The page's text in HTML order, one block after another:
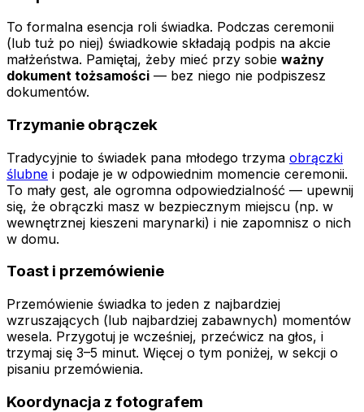
To formalna esencja roli świadka. Podczas ceremonii
(lub tuż po niej) świadkowie składają podpis na akcie
małżeństwa. Pamiętaj, żeby mieć przy sobie ważny
dokument tożsamości — bez niego nie podpiszesz
dokumentów.
Trzymanie obrączek
Tradycyjnie to świadek pana młodego trzyma obrączki
ślubne i podaje je w odpowiednim momencie ceremonii.
To mały gest, ale ogromna odpowiedzialność — upewnij
się, że obrączki masz w bezpiecznym miejscu (np. w
wewnętrznej kieszeni marynarki) i nie zapomnisz o nich
w domu.
Toast i przemówienie
Przemówienie świadka to jeden z najbardziej
wzruszających (lub najbardziej zabawnych) momentów
wesela. Przygotuj je wcześniej, przećwicz na głos, i
trzymaj się 3–5 minut. Więcej o tym poniżej, w sekcji o
pisaniu przemówienia.
Koordynacja z fotografem